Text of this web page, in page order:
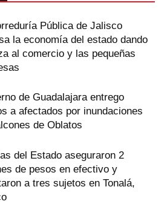
Pública de Jalisco
la economía del estado dando
al comercio y las pequeñas
de Guadalajara entrego
a afectados por inundaciones
de Oblatos
del Estado aseguraron 2
de pesos en efectivo y
a tres sujetos en Tonalá,